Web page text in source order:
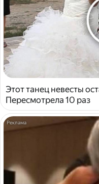
Этот танец невесты
Пересмотрела 10 раз